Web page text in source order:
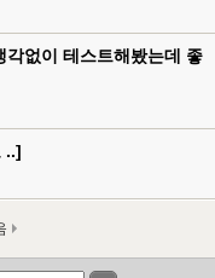
없이 테스트해봤는데 좋
..]